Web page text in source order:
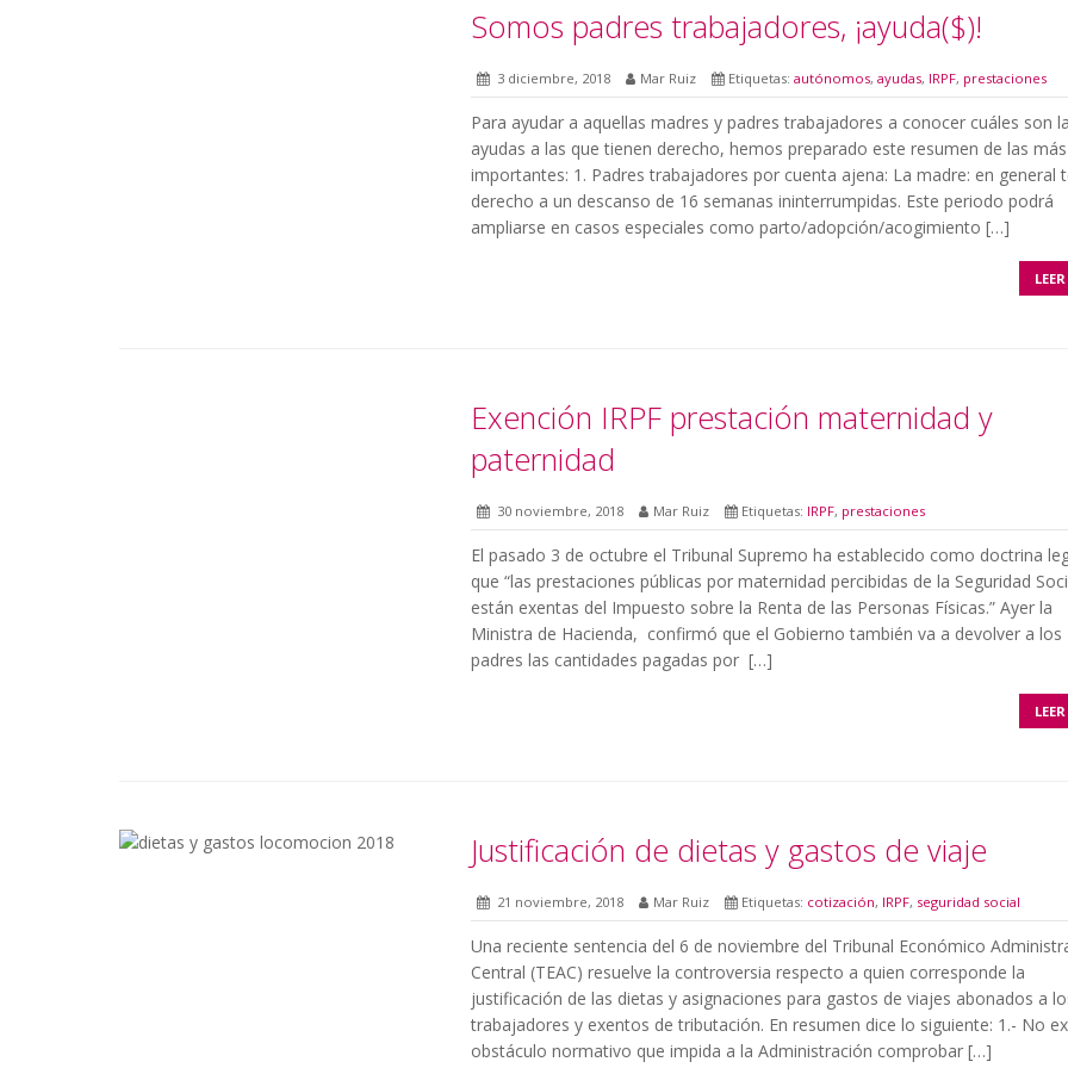
Somos padres trabajadores, ¡ayuda($)!
3 diciembre, 2018 Mar Ruiz Etiquetas: autónomos, ayudas, IRPF, prestaciones
Para ayudar a aquellas madres y padres trabajadores a conocer cuáles son
ayudas a las que tienen derecho, hemos preparado este resumen de las más
importantes: 1. Padres trabajadores por cuenta ajena: La madre: en general
derecho a un descanso de 16 semanas ininterrumpidas. Este periodo podrá
ampliarse en casos especiales como parto/adopción/acogimiento […]
Exención IRPF prestación maternidad y
paternidad
30 noviembre, 2018 Mar Ruiz Etiquetas: IRPF, prestaciones
El pasado 3 de octubre el Tribunal Supremo ha establecido como doctrina
que “las prestaciones públicas por maternidad percibidas de la Seguridad
están exentas del Impuesto sobre la Renta de las Personas Físicas.” Ayer la
Ministra de Hacienda, confirmó que el Gobierno también va a devolver a los
padres las cantidades pagadas por […]
Justificación de dietas y gastos de viaje
21 noviembre, 2018 Mar Ruiz Etiquetas: cotización, IRPF, seguridad social
Una reciente sentencia del 6 de noviembre del Tribunal Económico
Central (TEAC) resuelve la controversia respecto a quien corresponde la
justificación de las dietas y asignaciones para gastos de viajes abonados a
trabajadores y exentos de tributación. En resumen dice lo siguiente: 1.- No
obstáculo normativo que impida a la Administración comprobar […]